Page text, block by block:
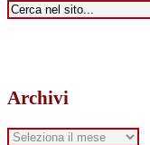
Archivi
Archivi